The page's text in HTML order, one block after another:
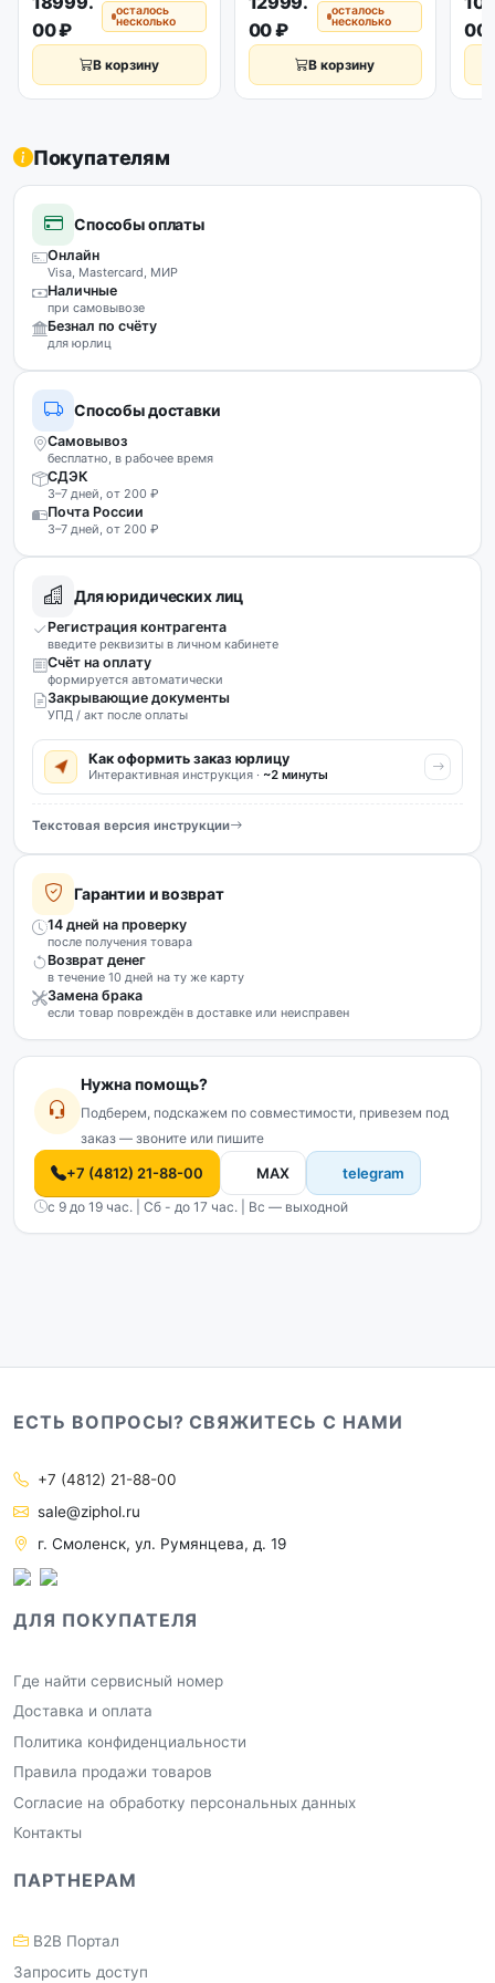
00 ₽
осталось
несколько
В корзину
00 ₽
осталось
несколько
В корзину
00
Покупателям
Способы оплаты
Онлайн
Visa, Mastercard, МИР
Наличные
при самовывозе
Безнал по счёту
для юрлиц
Способы доставки
Самовывоз
бесплатно, в рабочее время
СДЭК
3–7 дней, от 200 ₽
Почта России
3–7 дней, от 200 ₽
Для юридических лиц
Регистрация контрагента
введите реквизиты в личном кабинете
Счёт на оплату
формируется автоматически
Закрывающие документы
УПД / акт после оплаты
Как оформить заказ юрлицу
Интерактивная инструкция · ~2 минуты
Текстовая версия инструкции
Гарантии и возврат
14 дней на проверку
после получения товара
Возврат денег
в течение 10 дней на ту же карту
Замена брака
если товар повреждён в доставке или неисправен
Нужна помощь?
Подберем, подскажем по совместимости, привезем под
заказ — звоните или пишите
+7 (4812) 21-88-00 MAX telegram
с 9 до 19 час. | Сб - до 17 час. | Вс — выходной
ЕСТЬ ВОПРОСЫ? СВЯЖИТЕСЬ С НАМИ
+7 (4812) 21-88-00
sale@ziphol.ru
г. Смоленск, ул. Румянцева, д. 19
ДЛЯ ПОКУПАТЕЛЯ
Где найти сервисный номер
Доставка и оплата
Политика конфиденциальности
Правила продажи товаров
Согласие на обработку персональных данных
Контакты
ПАРТНЕРАМ
B2B Портал
Запросить доступ